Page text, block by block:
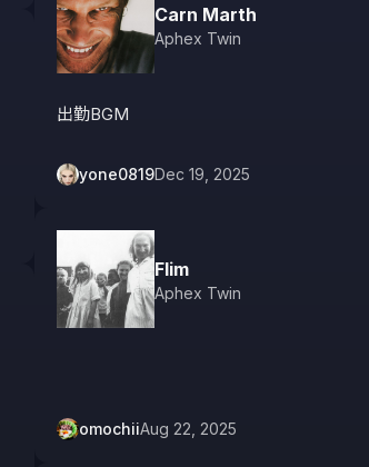
Carn Marth
Aphex Twin
出勤BGM
yone0819Dec 19, 2025
Flim
Aphex Twin
omochiiAug 22, 2025